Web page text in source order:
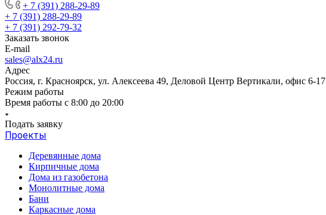
+ 7 (391) 288-29-89
+ 7 (391) 288-29-89
+ 7 (391) 292-79-32
Заказать звонок
E-mail
sales@alx24.ru
Адрес
Россия, г. Красноярск, ул. Алексеева 49, Деловой Центр Вертикали, офис 6-17
Режим работы
Время работы с 8:00 до 20:00
Подать заявку
Проекты
Деревянные дома
Кирпичные дома
Дома из газобетона
Монолитные дома
Бани
Каркасные дома